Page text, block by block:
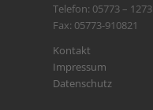
Telefon: 05773 – 1273
Fax: 05773-910821
Kontakt
Impressum
Datenschutz